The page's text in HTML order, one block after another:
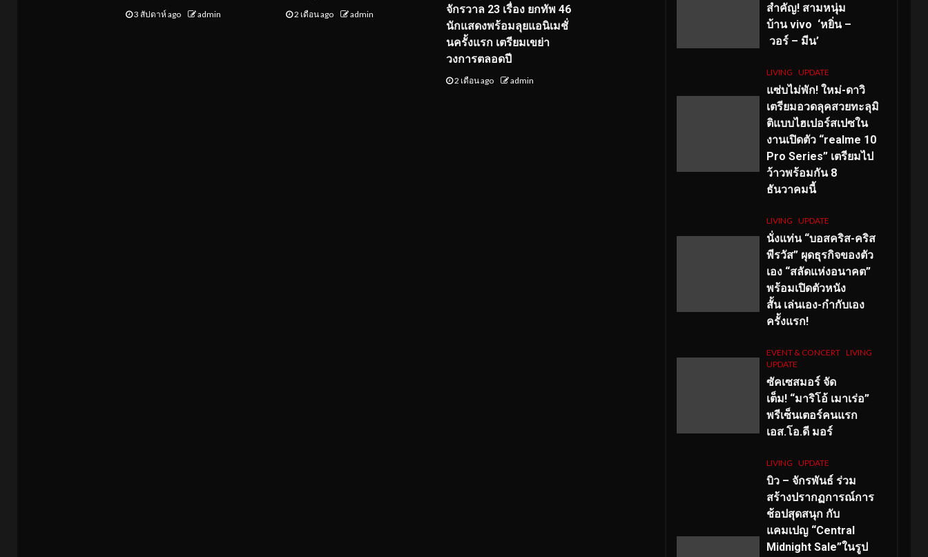
3 สัปดาห์ ago admin 2 เดือน ago admin
จักรวาล 23 เรื่อง ยกทัพ 46
นักแสดงพร้อมลุยแอนิเมชั่
นครั้งแรก เตรียมเขย่า
วงการตลอดปี
2 เดือน ago admin
สำคัญ! สามหนุ่ม
บ้าน vivo ‘หยิ่น –
วอร์ – มีน’
LIVING UPDATE
แซ่บไม่พัก! ใหม่-ดาวิ
เตรียมอวดลุคสวยทะลุมิ
ติแบบไฮเปอร์สเปซใน
งานเปิดตัว “realme 10
Pro Series” เตรียมไป
ว้าวพร้อมกัน 8
ธันวาคมนี้
LIVING UPDATE
นั่งแท่น “บอสคริส-คริส
พีรวัส” ผุดธุรกิจของตัว
เอง “สลัดแห่งอนาคต”
พร้อมเปิดตัวหนัง
สั้น เล่นเอง-กำกับเอง
ครั้งแรก!
EVENT & CONCERT LIVING
UPDATE
ซัคเซสมอร์ จัด
เต็ม! “มาริโอ้ เมาเร่อ”
พรีเซ็นเตอร์คนแรก
เอส.โอ.ดี มอร์
LIVING UPDATE
บิว – จักรพันธ์ ร่วม
สร้างปรากฏการณ์การ
ช้อปสุดสนุก กับ
แคมเปญ “Central
Midnight Sale”ในรูป